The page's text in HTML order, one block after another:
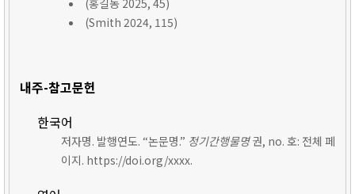
(홍길동 2025, 45)
(Smith 2024, 115)
내주-참고문헌
한국어
저자명. 발행연도. “논문명.” 정기간행물명권, no. 호: 전체 페
이지. https://doi.org/xxxx.